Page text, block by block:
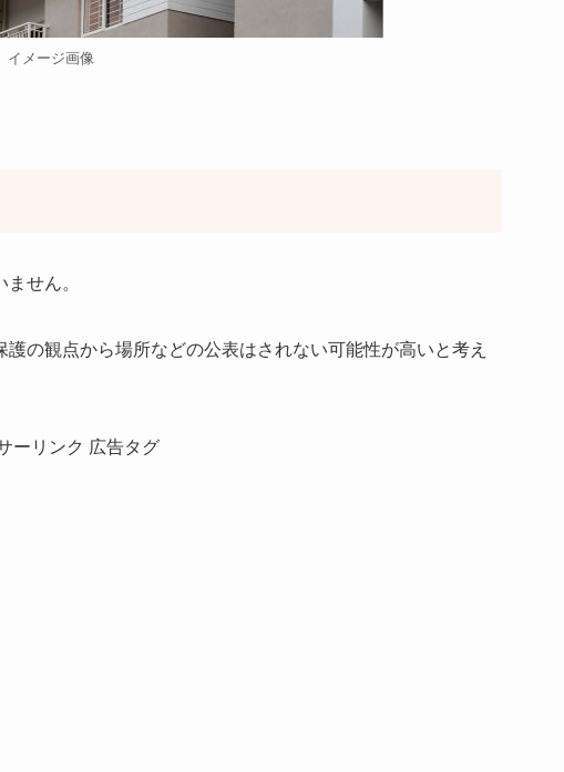
イメージ画像
せん。
の観点から場所などの公表はされない可能性が高いと考え
ーリンク 広告タグ